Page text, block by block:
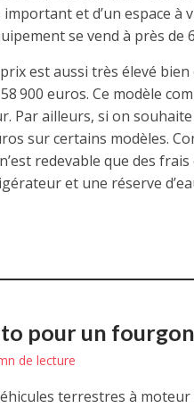
et d’un espace à
se vend à près de
est aussi très élevé bien
900 euros. Ce modèle
Par ailleurs, si on
sur certains modèles.
redevable que des
et une réserve
pour un
de lecture
terrestres à